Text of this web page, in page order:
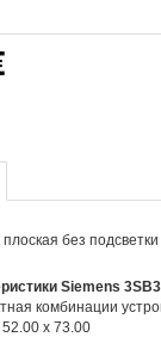
плоская без
Siemens
комбинации
x 73.00